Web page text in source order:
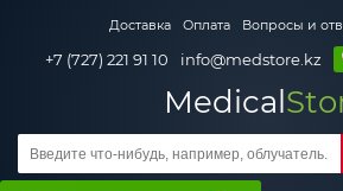
Доставка Оплата Вопросы и
+7 (727) 221 91 10 info@medstore.kz
Medical